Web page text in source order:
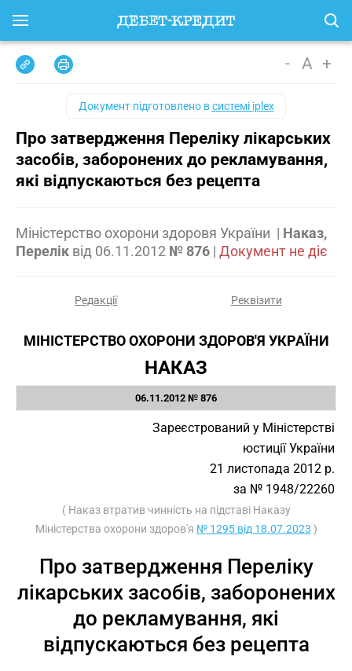
- A +
Документ підготовлено всистемі iplex
Про затвердження Переліку лікарських
засобів, заборонених до рекламування,
які відпускаються без рецепта
Міністерство охорони здоровя України | Наказ,
Перелік від 06.11.2012 № 876 | Документ не діє
Редакції Реквізити
МІНІСТЕРСТВО ОХОРОНИ ЗДОРОВ'Я УКРАЇНИ
НАКАЗ
06.11.2012 № 876
Зареєстрований у Міністерстві
юстиції України
21 листопада 2012 р.
за № 1948/22260
( Наказ втратив чинність на підставі Наказу
Міністерства охорони здоров'я № 1295 від 18.07.2023 )
Про затвердження Переліку
лікарських засобів, заборонених
до рекламування, які
відпускаються без рецепта